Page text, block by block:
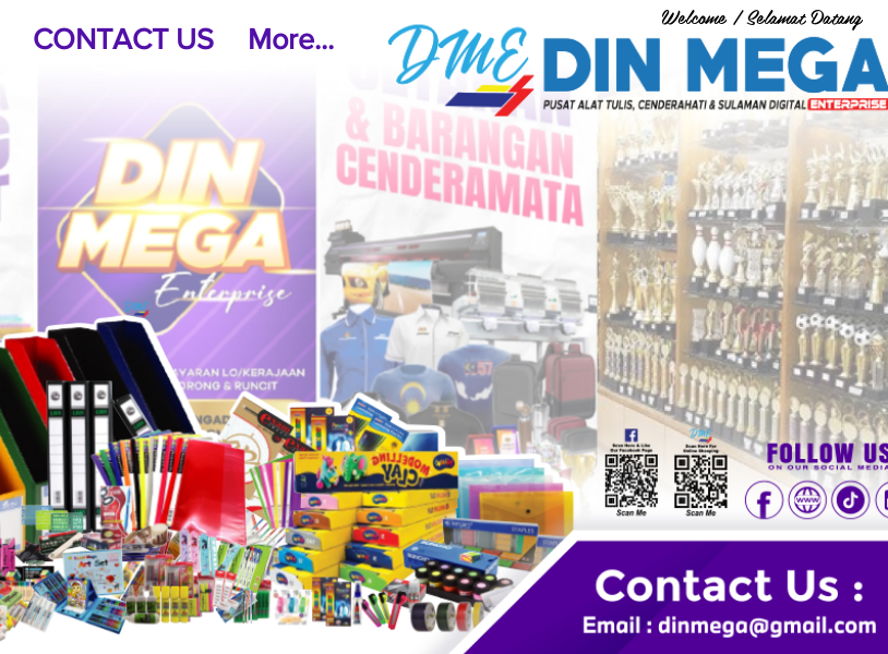
Welcome / Selamat Datang
CONTACT US More...